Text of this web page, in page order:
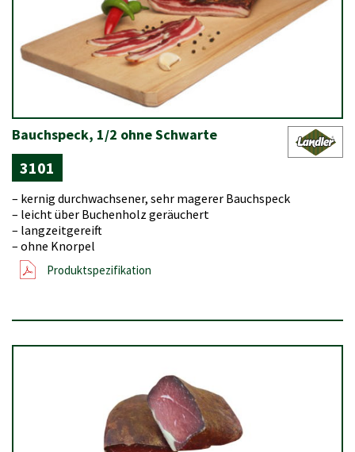
Bauchspeck, 1/2 ohne Schwarte
3101
– kernig durchwachsener, sehr magerer Bauchspeck
– leicht über Buchenholz geräuchert
– langzeitgereift
– ohne Knorpel
Produktspezifikation